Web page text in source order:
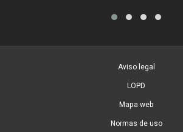
Aviso legal
LOPD
Mapa web
Normas de uso